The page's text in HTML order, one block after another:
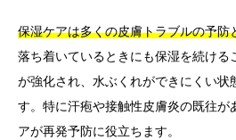
保湿ケアは多くの皮膚トラブルの予防
落ち着いているときにも保湿を続ける
が強化され、水ぶくれができにくい状
す。特に汗疱や接触性皮膚炎の既往が
アが再発予防に役立ちます。